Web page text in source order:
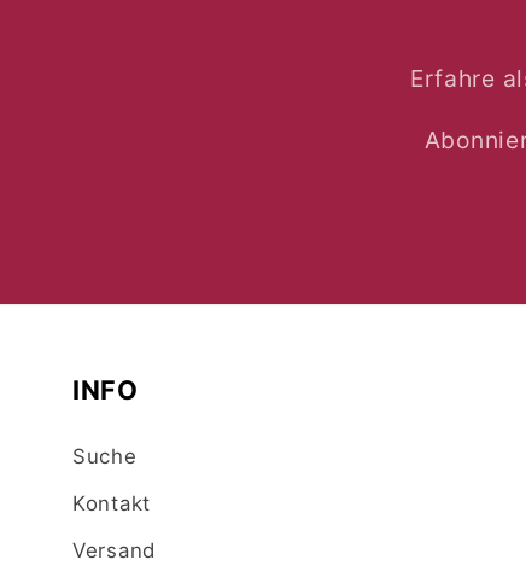
Erfahre
INFO
Suche
Kontakt
Versand